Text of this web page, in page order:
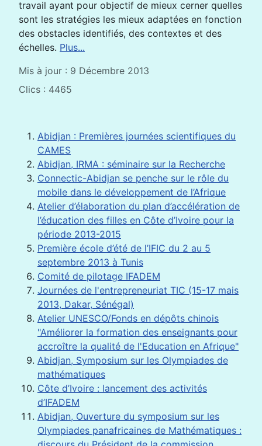
travail ayant pour objectif de mieux cerner quelles
sont les stratégies les mieux adaptées en fonction
des obstacles identifiés, des contextes et des
échelles. Plus...
Mis à jour : 9 Décembre 2013
Clics : 4465
Abidjan : Premières journées scientifiques du
CAMES
Abidjan, IRMA : séminaire sur la Recherche
Connectic-Abidjan se penche sur le rôle du
mobile dans le développement de l’Afrique
Atelier d’élaboration du plan d’accélération de
l’éducation des filles en Côte d’Ivoire pour la
période 2013-2015
Première école d’été de l’IFIC du 2 au 5
septembre 2013 à Tunis
Comité de pilotage IFADEM
Journées de l'entrepreneuriat TIC (15-17 mais
2013, Dakar, Sénégal)
Atelier UNESCO/Fonds en dépôts chinois
"Améliorer la formation des enseignants pour
accroître la qualité de l'Education en Afrique"
Abidjan, Symposium sur les Olympiades de
mathématiques
Côte d’Ivoire : lancement des activités
d’IFADEM
Abidjan, Ouverture du symposium sur les
Olympiades panafricaines de Mathématiques :